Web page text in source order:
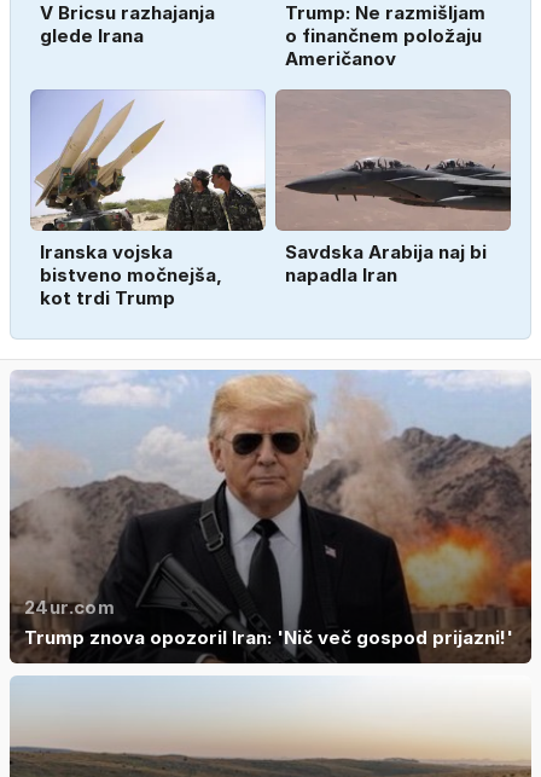
V Bricsu razhajanja
glede Irana
Trump: Ne razmišljam
o finančnem položaju
Američanov
Iranska vojska
bistveno močnejša,
kot trdi Trump
Savdska Arabija naj bi
napadla Iran
24ur.com
Trump znova opozoril Iran: 'Nič več gospod prijazni!'